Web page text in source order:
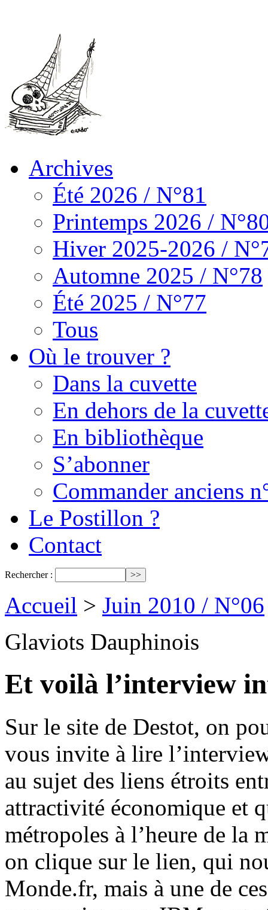
Archives
Été 2026 / N°81
Printemps 2026 /
Hiver 2025-2026 /
Automne 2025 / N°78
Été 2025 / N°77
Tous
Où le trouver ?
Dans la cuvette
En dehors de la
En bibliothèque
S’abonner
Commander anciens
Le Postillon ?
Contact
Rechercher :
Accueil > Juin 2010 / N°06
Glaviots Dauphinois
Et voilà l’interview
Sur le site de Destot, on
vous invite à lire
au sujet des liens étroits
attractivité économique et
métropoles à l’heure de la
on clique sur le lien, qui
Monde.fr, mais à une de